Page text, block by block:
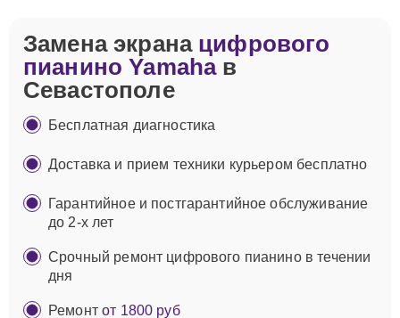
Замена экрана цифрового
пианино Yamahaв
Севастополе
Бесплатная диагностика
Доставка и прием техники курьером бесплатно
Гарантийное и постгарантийное обслуживание
до 2-х лет
Срочный ремонт цифрового пианино в течении
дня
Ремонтот 1800 руб